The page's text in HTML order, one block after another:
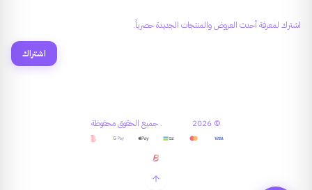
اشترك لمعرفة أحدث العروض والمنتجات الجديدة حصرياً.
اشتراك
©
2026
. جميع الحقوق محفوظة